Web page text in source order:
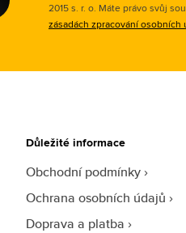
2015 s. r. o. Máte právo svůj
zásadách zpracování osobních
Důležité informace
Obchodní podmínky
Ochrana osobních údajů
Doprava a platba